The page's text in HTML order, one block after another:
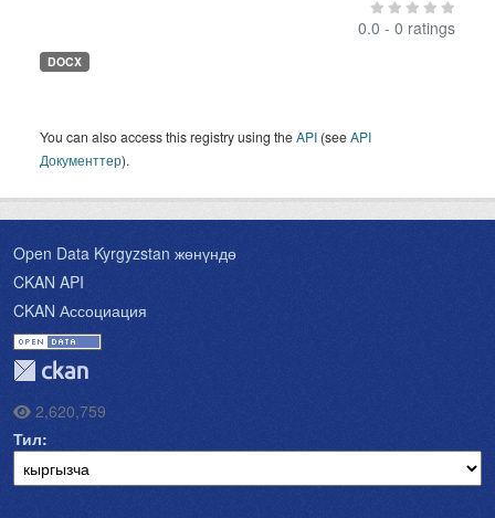
0.0 - 0 ratings
DOCX
You can also access this registry using theAPI (seeAPI
Документтер).
Open Data Kyrgyzstan жөнүндө
CKAN API
CKAN Ассоциация
2,620,759
Тил